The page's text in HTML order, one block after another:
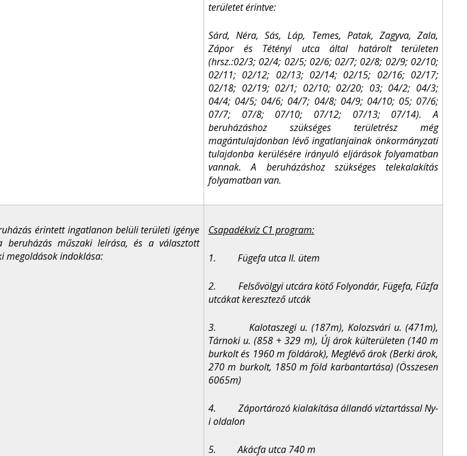
területet érintve:
Sárd, Néra, Sás, Láp, Temes, Patak, Zagyva, Zala,
Zápor és Tétényi utca által határolt területen
(hrsz.:02/3; 02/4; 02/5; 02/6; 02/7; 02/8; 02/9; 02/10;
02/11; 02/12; 02/13; 02/14; 02/15; 02/16; 02/17;
02/18; 02/19; 02/1; 02/10; 02/20; 03; 04/2; 04/3;
04/4; 04/5; 04/6; 04/7; 04/8; 04/9; 04/10; 05; 07/6;
07/7; 07/8; 07/10; 07/12; 07/13; 07/14). A
beruházáshoz szükséges területrész még
magántulajdonban lévő ingatlanjainak önkormányzati
tulajdonba kerülésére irányuló eljárások folyamatban
vannak. A beruházáshoz szükséges telekalakítás
folyamatban van.
érintett ingatlanon belüli területi igénye
beruházás műszaki leírása, és a választott
megoldások indoklása:
Csapadékvíz C1 program:
1. Fügefa utca II. ütem
2. Felsővölgyi utcára kötő Folyondár, Fügefa, Fűzfa
utcákat keresztező utcák
3. Kalotaszegi u. (187m), Kolozsvári u. (471m),
Tárnoki u. (858 + 329 m), Új árok külterületen (140 m
burkolt és 1960 m földárok), Meglévő árok (Berki árok,
270 m burkolt, 1850 m föld karbantartása) (Összesen
6065m)
4. Záportározó kialakítása állandó víztartással Ny-
i oldalon
5. Akácfa utca 740 m